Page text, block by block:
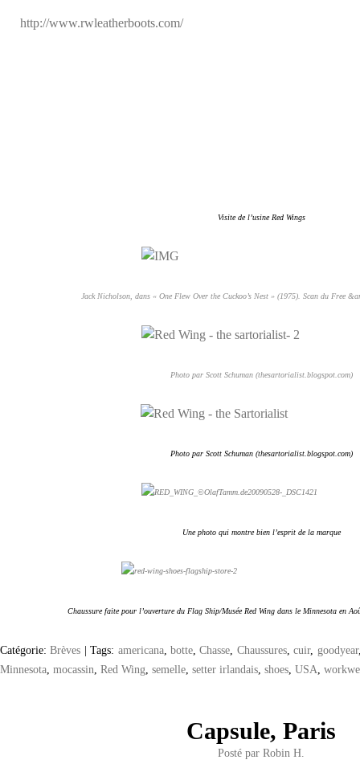
http://www.rwleatherboots.com/
Visite de l’usine Red Wings
Jack Nicholson, dans « One Flew Over the Cuckoo’s Nest » (1975). Scan du Free
Photo par Scott Schuman (thesartorialist.blogspot.com)
Photo par Scott Schuman (thesartorialist.blogspot.com)
Une photo qui montre bien l’esprit de la marque
Chaussure faite pour l’ouverture du Flag Ship/Musée Red Wing dans le Minnesota en
Catégorie:Brèves |Tags: americana,botte ,Chasse Chaussures,cuir, goodyear
Minnesota mocassin Red Wing semelle setter irlandais shoes USA
Capsule, Paris
Posté par Robin H.